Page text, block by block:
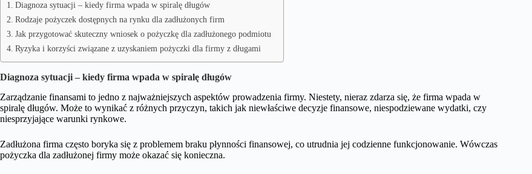
Diagnoza sytuacji – kiedy firma wpada w spiralę długów
Rodzaje pożyczek dostępnych na rynku dla zadłużonych firm
Jak przygotować skuteczny wniosek o pożyczkę dla zadłużonego podmiotu
Ryzyka i korzyści związane z uzyskaniem pożyczki dla firmy z długami
Diagnoza sytuacji – kiedy firma wpada w spiralę długów
Zarządzanie finansami to jedno z najważniejszych aspektów prowadzenia firmy. Niestety, nieraz zdarza się, że firma wpada w
spiralę długów. Może to wynikać z różnych przyczyn, takich jak niewłaściwe decyzje finansowe, niespodziewane wydatki, czy
niesprzyjające warunki rynkowe.
Zadłużona firma często boryka się z problemem braku płynności finansowej, co utrudnia jej codzienne funkcjonowanie. Wówczas
pożyczka dla zadłużonej firmy może okazać się konieczna.